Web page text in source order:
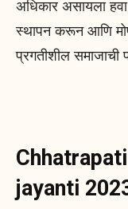
अधिकार असायला
स्थापन करून आणि
प्रगतीशील समाजाची
jayanti